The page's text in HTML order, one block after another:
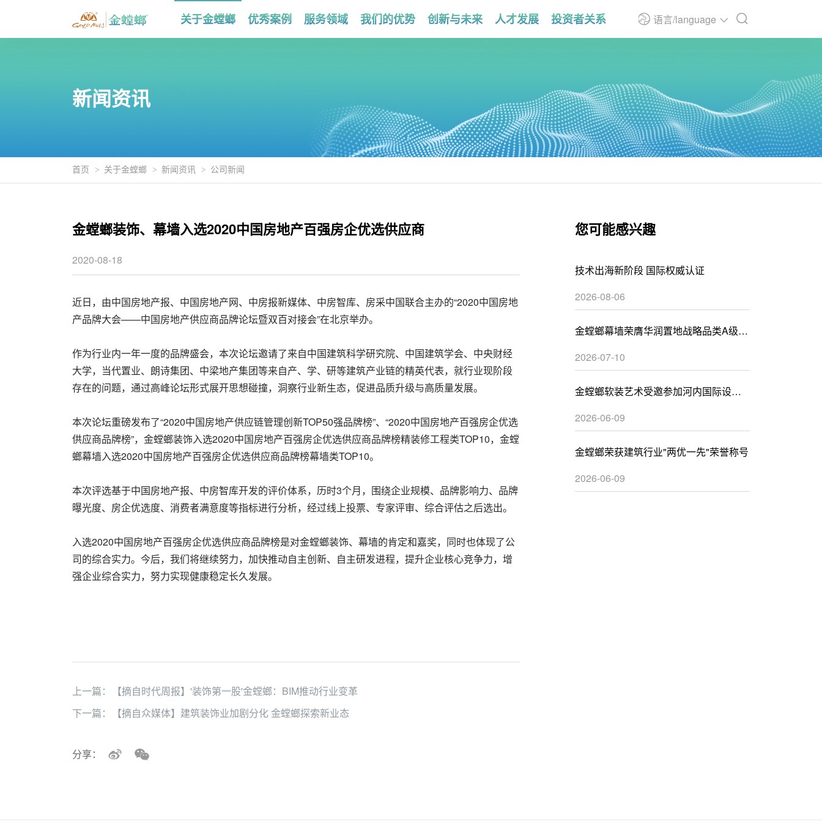
关于金螳螂 优秀案例 服务领域 我们的优势 创新与未来 人才发展 投资者关系 语言/language
新闻资讯
首页 关于金螳螂 新闻资讯 公司新闻
金螳螂装饰、幕墙入选2020中国房地产百强房企优选供应商
2020-08-18
​近日，由中国房地产报、中国房地产网、中房报新媒体、中房智库、房采中国联合主办的“2020中国房地
产品牌大会——中国房地产供应商品牌论坛暨双百对接会”在北京举办。
作为行业内一年一度的品牌盛会，本次论坛邀请了来自中国建筑科学研究院、中国建筑学会、中央财经
大学，当代置业、朗诗集团、中梁地产集团等来自产、学、研等建筑产业链的精英代表，就行业现阶段
存在的问题，通过高峰论坛形式展开思想碰撞，洞察行业新生态，促进品质升级与高质量发展。
本次论坛重磅发布了“2020中国房地产供应链管理创新TOP50强品牌榜”、“2020中国房地产百强房企优选
供应商品牌榜”，金螳螂装饰入选2020中国房地产百强房企优选供应商品牌榜精装修工程类TOP10，金螳
螂幕墙入选2020中国房地产百强房企优选供应商品牌榜幕墙类TOP10。
本次评选基于中国房地产报、中房智库开发的评价体系，历时3个月，围绕企业规模、品牌影响力、品牌
曝光度、房企优选度、消费者满意度等指标进行分析，经过线上投票、专家评审、综合评估之后选出。
入选2020中国房地产百强房企优选供应商品牌榜是对金螳螂装饰、幕墙的肯定和嘉奖，同时也体现了公
司的综合实力。今后，我们将继续努力，加快推动自主创新、自主研发进程，提升企业核心竞争力，增
强企业综合实力，努力实现健康稳定长久发展。
上一篇：
【摘自时代周报】'装饰第一股'金螳螂：BIM推动行业变革
下一篇：
【摘自众媒体】建筑装饰业加剧分化 金螳螂探索新业态
分享：
您可能感兴趣
技术出海新阶段 国际权威认证
2026-08-06
金螳螂幕墙荣膺华润置地战略品类A级供
2026-07-10
金螳螂软装艺术受邀参加河内国际设计
2026-06-09
金螳螂荣获建筑行业"两优一先"荣誉称号
2026-06-09